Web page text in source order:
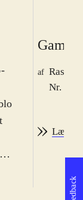
Game
af
Nr.
Læs
Feedback